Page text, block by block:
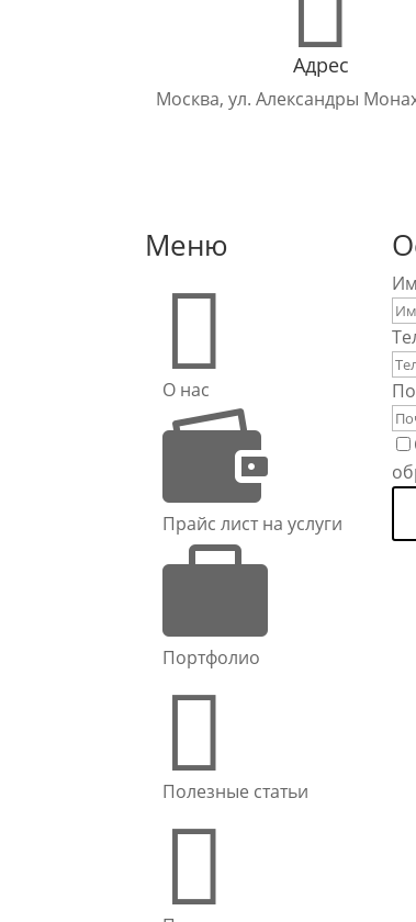
Адрес
Москва, ул. Александры
Меню

О нас

Прайс лист на услуги

Портфолио

Полезные статьи
